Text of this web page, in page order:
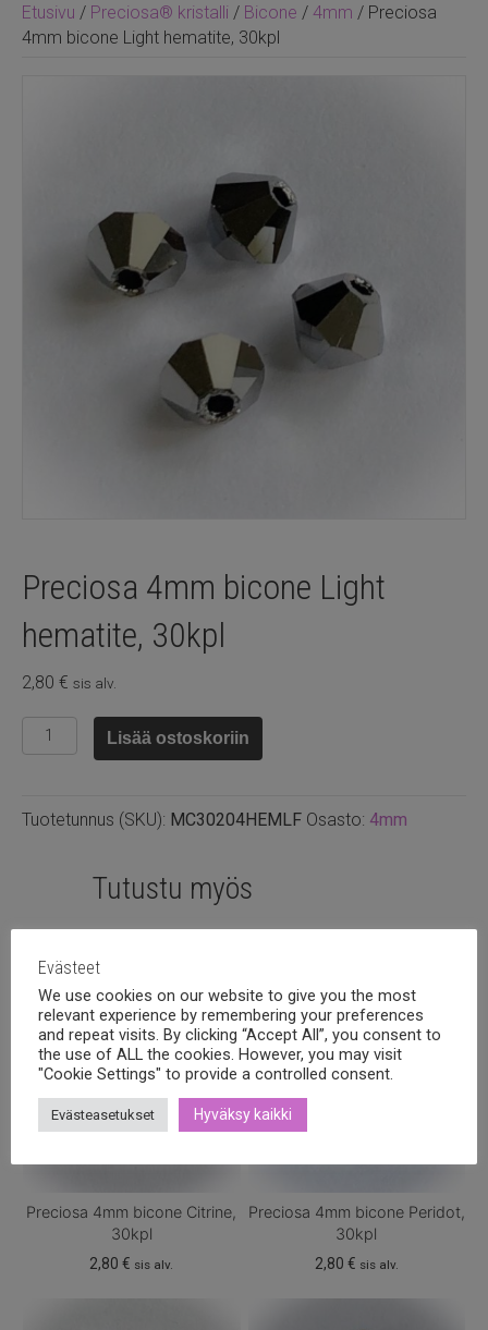
Etusivu / Preciosa® kristalli / Bicone / 4mm / Preciosa
4mm bicone Light hematite, 30kpl
Preciosa 4mm bicone Light
hematite, 30kpl
2,80 € sis alv.
Preciosa
4mm
hematite,
Lisää ostoskoriin
Tuotetunnus (SKU): MC30204HEMLF Osasto: 4mm
Tutustu myös
Preciosa 4mm bicone Citrine,
30kpl
2,80€ sis alv.
Preciosa 4mm bicone Peridot,
30kpl
2,80 € sis alv.
Evästeet
We use cookies on our website to give you the most
relevant experience by remembering your preferences
and repeat visits. By clicking “Accept All”, you consent to
the use of ALL the cookies. However, you may visit
"Cookie Settings" to provide a controlled consent.
Evästeasetukset Hyväksy kaikki